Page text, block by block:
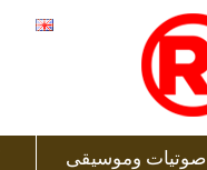
صوتيات وموسيقى